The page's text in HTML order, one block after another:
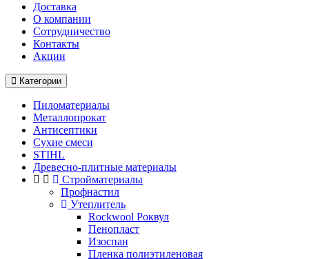
Доставка
О компании
Cотрудничество
Контакты
Акции
Категории
Пиломатериалы
Металлопрокат
Антисептики
Сухие смеси
STIHL
Древесно-плитные материалы
Стройматериалы
Профнастил
Утеплитель
Rockwool Роквул
Пенопласт
Изоспан
Пленка полиэтиленовая